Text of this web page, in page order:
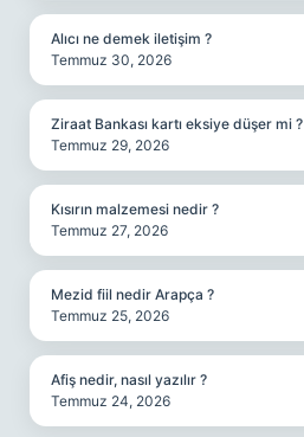
Alıcı ne demek iletişim ?
Temmuz 30, 2026
Ziraat Bankası kartı eksiye düşer mi ?
Temmuz 29, 2026
Kısırın malzemesi nedir ?
Temmuz 27, 2026
Mezid fiil nedir Arapça ?
Temmuz 25, 2026
Afiş nedir, nasıl yazılır ?
Temmuz 24, 2026